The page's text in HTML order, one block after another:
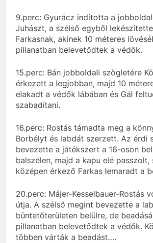
9.perc: Gyurácz indította a
Juhászt, a szélső egyből
Farkasnak, akinek 10 méteres
pillanatban belevetődtek a védők.
15.perc: Bán jobboldali szögletére
érkezett a legjobban, majd 10
elakadt a védők lábában és Gál
szabadítani.
16.perc: Rostás támadta meg a
Borbélyt és labdát szerzett. Az érdi
bevezette a játékszert a 16-oson
balszélen, majd a kapu elé passzolt,
középen érkező Farkas lemaradt a
20.perc: Májer-Kesselbauer-Rostás
útja. A szélső megint bevezette a
büntetőterületen belülre, de
pillanatban belevetődtek a védők.
többen várták a beadást….